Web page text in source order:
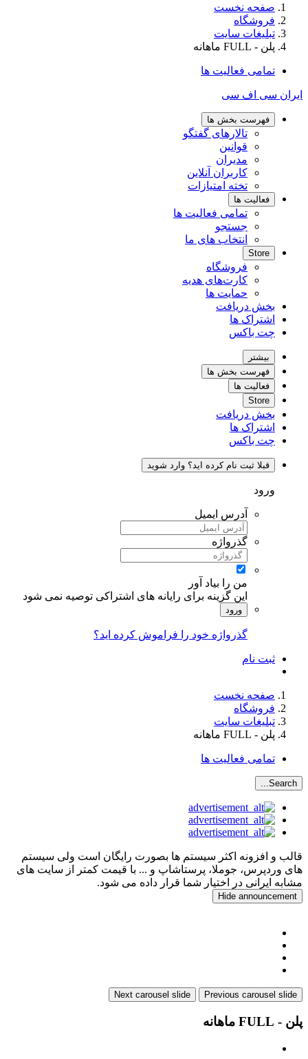
صفحه نخست
فروشگاه
تبلیغات سایت
پلن - FULL ماهانه
تمامی فعالیت ها
ایران سی اف سی
فهرست بخش ها
تالارهای گفتگو
قوانین
مدیران
کاربران آنلاین
تخته امتیازات
فعالیت ها
تمامی فعالیت ها
جستجو
انتخاب های ما
Store
فروشگاه
کارت‌های هدیه
حمایت ها
بخش دریافت
اشتراک ها
چت باکس
بیشتر
فهرست بخش ها
فعالیت ها
Store
بخش دریافت
اشتراک ها
چت باکس
قبلا ثبت نام کرده اید؟ وارد شوید
ورود
آدرس ایمیل
گذرواژه
من را بیاد آور
این گزینه برای رایانه های اشتراکی توصیه نمی شود
ورود
گذرواژه خود را فراموش کرده اید؟
ثبت نام
صفحه نخست
فروشگاه
تبلیغات سایت
پلن - FULL ماهانه
تمامی فعالیت ها
Search...
قالب و افزونه اکثر سیستم ها بصورت رایگان است ولی سیستم
های وردپرس، جوملا، پرستاشاپ و ... با قیمت کمتر از سایت های
مشابه ایرانی در اختیار شما قرار داده می شود.
Hide announcement
Previous carousel slide
Next carousel slide
پلن - FULL ماهانه